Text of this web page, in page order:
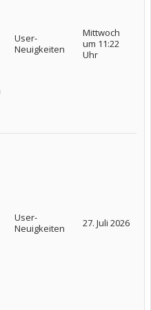
User-
Neuigkeiten
Mittwoch
um 11:22
Uhr
User-
Neuigkeiten
27. Juli 2026